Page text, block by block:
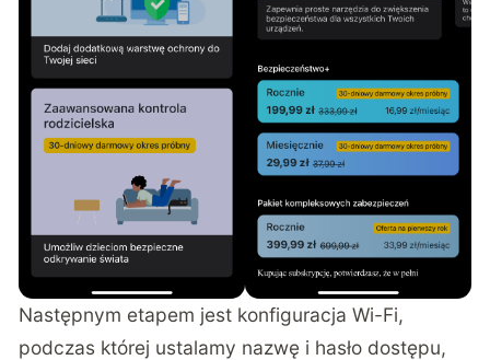
Następnym etapem jest konfiguracja Wi-Fi,
podczas której ustalamy nazwę i hasło dostępu,